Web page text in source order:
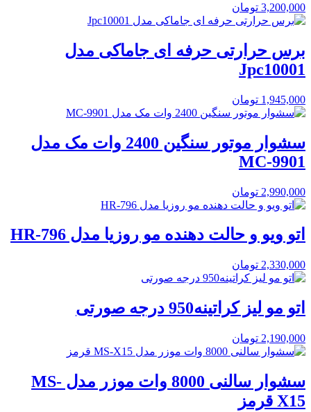
3,200,000 تومان
برس حرارتی حرفه ای جاماکی مدل
Jpc10001
1,945,000 تومان
سشوار موتور سنگین 2400 وات مک مدل
MC-9901
2,990,000 تومان
اتو ویو و حالت دهنده مو روزیا مدل HR-796
2,330,000 تومان
اتو مو لیز کراتینه950 درجه صورتی
2,190,000 تومان
سشوار سالنی 8000 وات موزر مدل MS-
X15 قرمز